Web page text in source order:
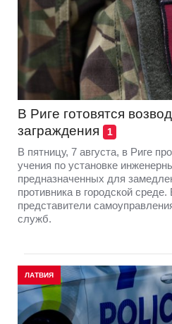
В Риге готовятся
заграждения
1
В пятницу, 7 августа, в Риге
учения по установке
предназначенных для
противника в городской
представители
служб.
ЛАТВИЯ